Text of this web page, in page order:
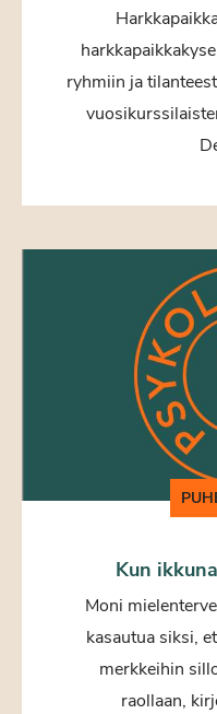
ryhmiin ja
Kun
Moni
kasautua siksi,
merkkeihin
raollaan,